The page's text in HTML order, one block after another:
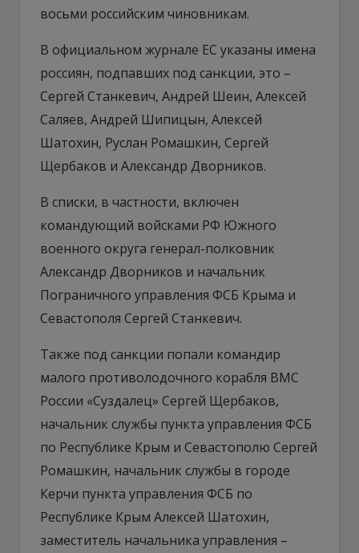
восьми российским чиновникам.
В официальном журнале ЕС указаны имена
россиян, подпавших под санкции, это –
Сергей Станкевич, Андрей Шеин, Алексей
Саляев, Андрей Шипицын, Алексей
Шатохин, Руслан Ромашкин, Сергей
Щербаков и Александр Дворников.
В списки, в частности, включен
командующий войсками РФ Южного
военного округа генерал-полковник
Александр Дворников и начальник
Пограничного управления ФСБ Крыма и
Севастополя Сергей Станкевич.
Также под санкции попали командир
малого противолодочного корабля ВМС
России «Суздалец» Сергей Щербаков,
начальник службы пункта управления ФСБ
по Республике Крым и Севастополю Сергей
Ромашкин, начальник службы в городе
Керчи пункта управления ФСБ по
Республике Крым Алексей Шатохин,
заместитель начальника управления –